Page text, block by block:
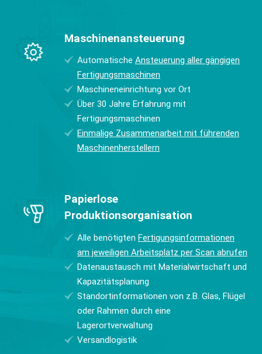
Maschinenansteuerung
Automatische Ansteuerung aller gängigen
Fertigungsmaschinen
Maschineneinrichtung vor Ort
Über 30 Jahre Erfahrung mit
Fertigungsmaschinen
Einmalige Zusammenarbeit mit führenden
Maschinenherstellern
Papierlose
Produktionsorganisation
Alle benötigten Fertigungsinformationen
am jeweiligen Arbeitsplatz per Scan abrufen
Datenaustausch mit Materialwirtschaft und
Kapazitätsplanung
Standortinformationen von z.B. Glas, Flügel
oder Rahmen durch eine
Lagerortverwaltung
Versandlogistik